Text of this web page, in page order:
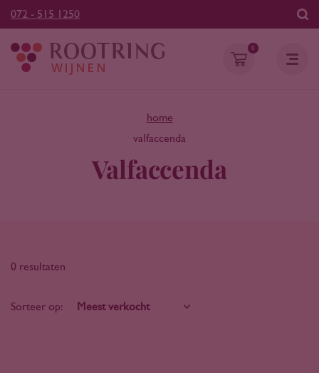
072 - 515 1250
0
home
valfaccenda
Valfaccenda
0 resultaten
Sorteer op: